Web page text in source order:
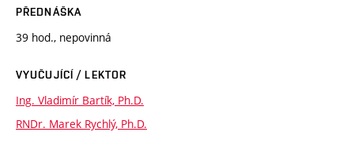
PŘEDNÁŠKA
39 hod., nepovinná
VYUČUJÍCÍ / LEKTOR
Ing. Vladimír Bartík, Ph.D.
RNDr. Marek Rychlý, Ph.D.